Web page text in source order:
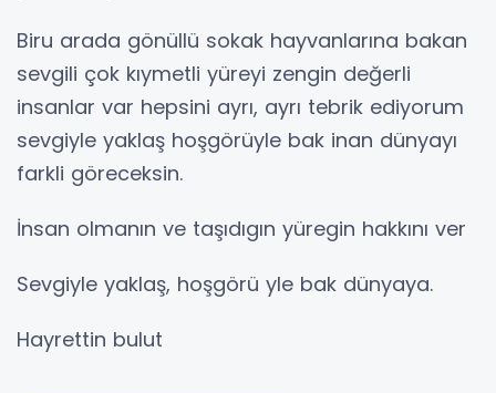
Biru arada gönüllü sokak hayvanlarına bakan
sevgili çok kıymetli yüreyi zengin değerli
insanlar var hepsini ayrı, ayrı tebrik ediyorum
sevgiyle yaklaş hoşgörüyle bak inan dünyayı
farkli göreceksin.
İnsan olmanın ve taşıdıgın yüregin hakkını ver
Sevgiyle yaklaş, hoşgörü yle bak dünyaya.
Hayrettin bulut